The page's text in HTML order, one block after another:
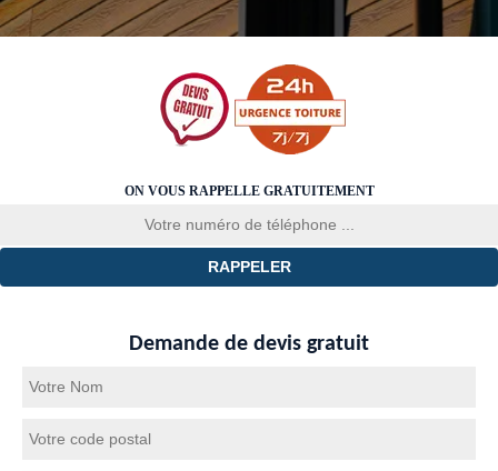
ON VOUS RAPPELLE GRATUITEMENT
Demande de devis gratuit